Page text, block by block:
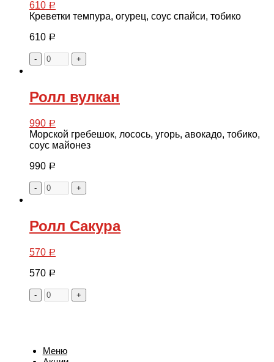
610 Р
Креветки темпура, огурец, соус спайси, тобико
610 Р
- +
Ролл вулкан
990 Р
Морской гребешок, лосось, угорь, авокадо, тобико,
соус майонез
990 Р
- +
Ролл Сакура
570 Р
570 Р
- +
Меню